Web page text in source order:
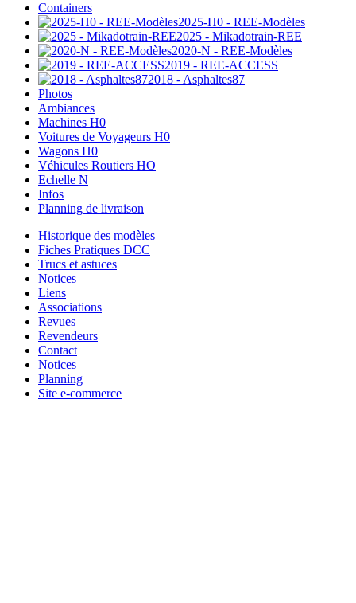
Containers
2025-H0 - REE-Modèles
2025 - Mikadotrain-REE
2020-N - REE-Modèles
2019 - REE-ACCESS
2018 - Asphaltes87
Photos
Ambiances
Machines H0
Voitures de Voyageurs H0
Wagons H0
Véhicules Routiers HO
Echelle N
Infos
Planning de livraison
Historique des modèles
Fiches Pratiques DCC
Trucs et astuces
Notices
Liens
Associations
Revues
Revendeurs
Contact
Notices
Planning
Site e-commerce